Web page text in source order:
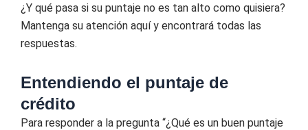
¿Y qué pasa si su puntaje no es tan alto como quisiera?
Mantenga su atención aquí y encontrará todas las
respuestas.
Entendiendo el puntaje de
crédito
Para responder a la pregunta “¿Qué es un buen puntaje